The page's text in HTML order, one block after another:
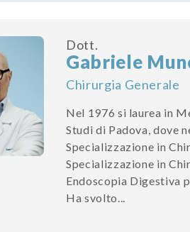
Dott.
Gabriele
Chirurgia Generale
Nel 1976 si laurea in
Studi di Padova, dove
Specializzazione in
Specializzazione in
Endoscopia Digestiva
Ha svolto...